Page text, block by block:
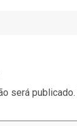
será publicado.